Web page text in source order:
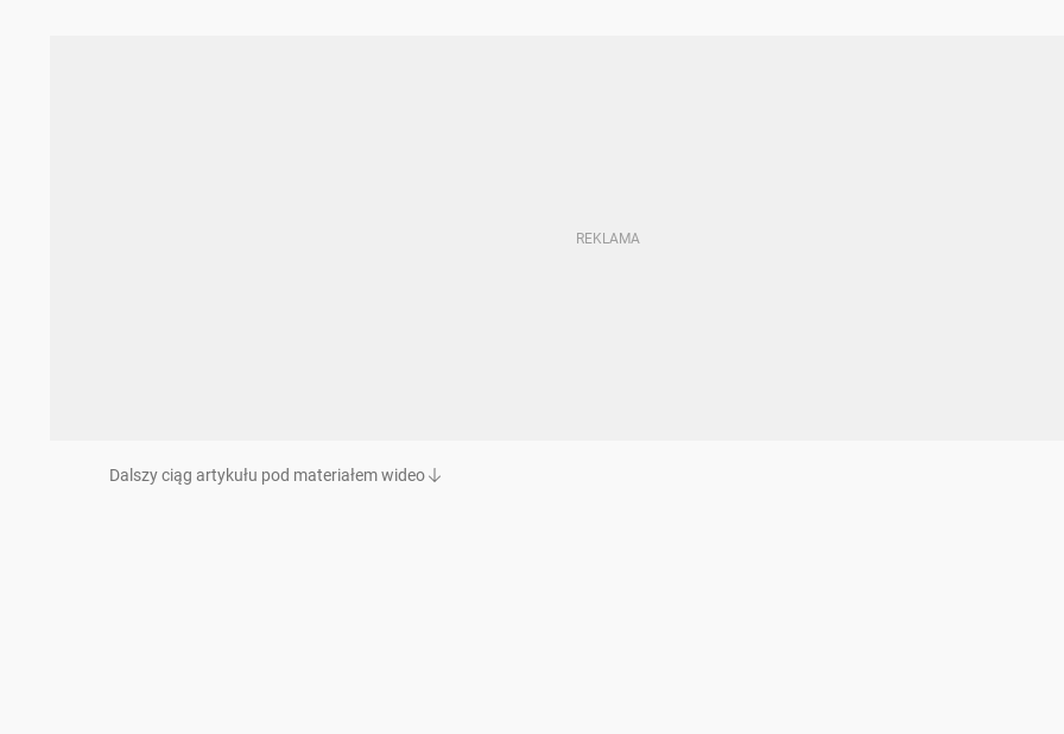
Dalszy ciąg artykułu pod materiałem wideo